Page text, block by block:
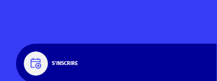
S'INSCRIRE